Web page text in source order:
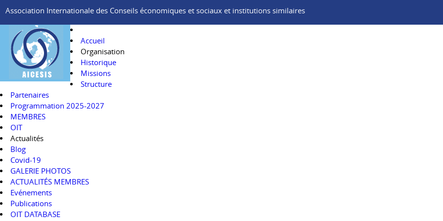
Association Internationale des Conseils économiques et sociaux et institutions similaires
Accueil
Organisation
Historique
Missions
Structure
Partenaires
Programmation 2025-2027
MEMBRES
OIT
Actualités
Blog
Covid-19
GALERIE PHOTOS
ACTUALITÉS MEMBRES
Evénements
Publications
OIT DATABASE